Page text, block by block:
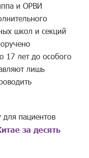
и ОРВИ
школ и секций
17 лет до особого
лишь
пациентов
за десять